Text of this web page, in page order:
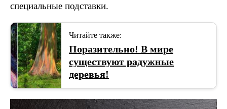
специальные подставки.
Читайте также:
Поразительно! В мире
существуют радужные
деревья!